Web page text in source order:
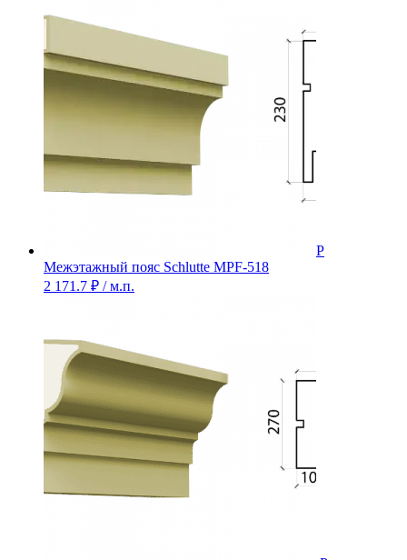
Межэтажный пояс Schlutte MPF-518
2 171.7 ₽ / м.п.